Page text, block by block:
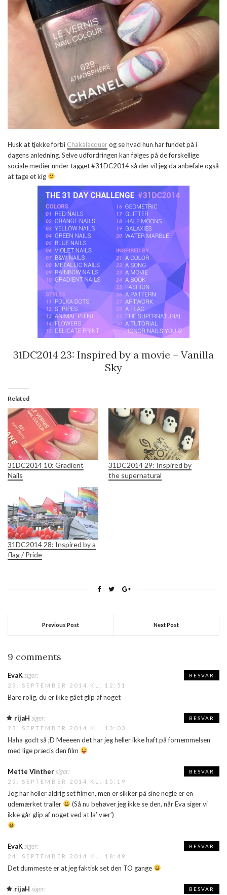
Husk at tjekke forbi Chakalacquerog se hvad hun har fundet på i
dagens anledning. Selve udfordringen kan følges på de forskellige
sociale medier under tagget #31DC2014 så der vil jeg da anbefale også
at tage et kig
31DC2014 23: Inspired by a movie – Vanilla
Sky
Related
31DC2014 10: Gradient
Nails
31DC2014 29: Inspired by
the supernatural
31DC2014 28: Inspired by a
flag / Pride
Previous Post Next Post
9 comments
EvaKsiger:
23. SEPTEMBER 2014 KL. 12:51
Bare rolig, du er ikke gået glip af noget
BESVAR
rijaH siger:
23. SEPTEMBER 2014 KL. 13:03
Haha godt så ;D Meeeen det har jeg heller ikke haft på fornemmelsen
med lige præcis den film
BESVAR
Mette Vinthersiger:
23. SEPTEMBER 2014 KL. 15:19
Jeg har heller aldrig set filmen, men er sikker på sine negle er en
udemærket trailer
(Så nu behøver jeg ikke se den, når Eva siger vi
ikke går glip af noget ved at la’ vær’)
BESVAR
EvaKsiger:
24. SEPTEMBER 2014 KL. 18:49
Det dummeste er at jeg faktisk set den TO gange
BESVAR
rijaH siger: BESVAR